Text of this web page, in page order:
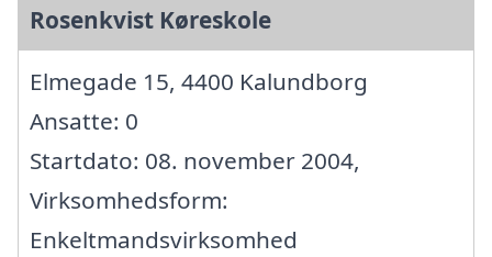
Rosenkvist Køreskole
Elmegade 15, 4400 Kalundborg
Ansatte: 0
Startdato: 08. november 2004,
Virksomhedsform:
Enkeltmandsvirksomhed